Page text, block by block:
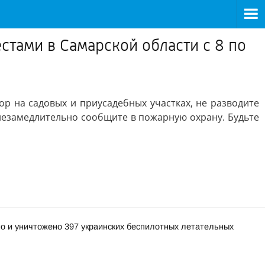
в Самарской области с 8 по
на садовых и приусадебных участках, не разводите
сообщите в пожарную охрану. Будьте
уничтожено 397 украинских беспилотных летательных